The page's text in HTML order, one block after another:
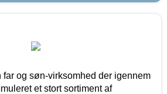
far og søn-virksomhed der igennem
et stort sortiment af